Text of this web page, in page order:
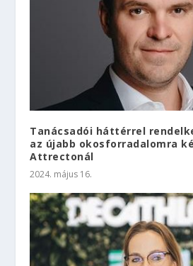
Tanácsadói háttérrel
az újabb okosforradalomra
Attrectonál
2024. május 16.